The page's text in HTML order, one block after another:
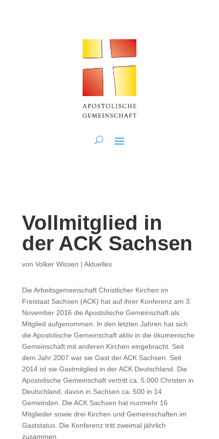
Vollmitglied in
der ACK Sachsen
von Volker Wissen | Aktuelles
Die Arbeitsgemeinschaft Christlicher Kirchen im
Freistaat Sachsen (ACK) hat auf ihrer Konferenz am 3.
November 2016 die Apostolische Gemeinschaft als
Mitglied aufgenommen. ln den letzten Jahren hat sich
die Apostolische Gemeinschaft aktiv in die ökumenische
Gemeinschaft mit anderen Kirchen eingebracht. Seit
dem Jahr 2007 war sie Gast der ACK Sachsen. Seit
2014 ist sie Gastmitglied in der ACK Deutschland. Die
Apostolische Gemeinschaft vertritt ca. 5.000 Christen in
Deutschland, davon in Sachsen ca. 500 in 14
Gemeinden. Die ACK Sachsen hat nunmehr 16
Mitglieder sowie drei Kirchen und Gemeinschaften im
Gaststatus. Die Konferenz tritt zweimal jährlich
zusammen.